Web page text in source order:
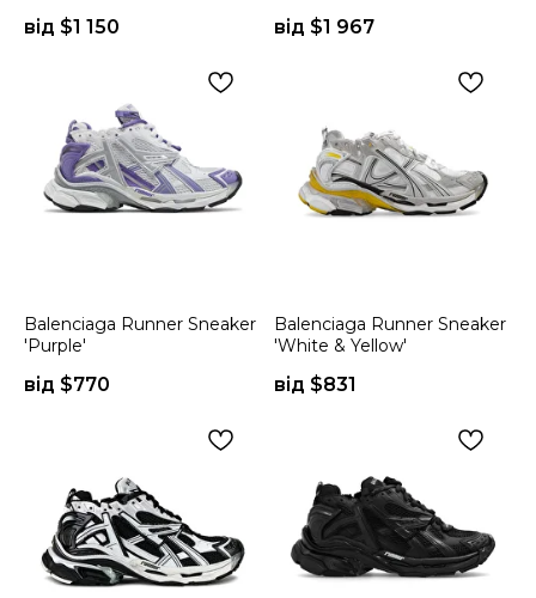
від $1 150 від $1 967
Balenciaga Runner Sneaker
'Purple'
від $770
Balenciaga Runner Sneaker
'White & Yellow'
від $831